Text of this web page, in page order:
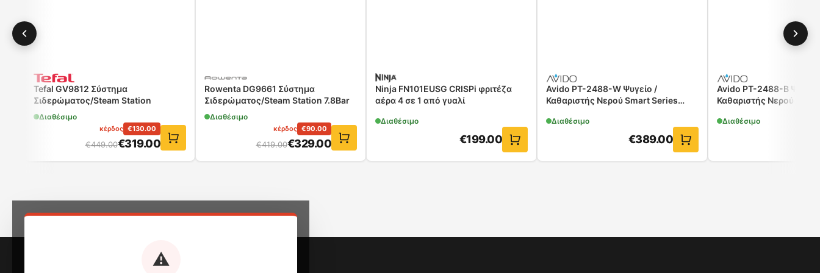
Tefal GV9812 Σύστημα
Σιδερώματος/Steam Station
Διαθέσιμο
κέρδος €130.00
€449.00€319.00
Rowenta DG9661 Σύστημα
Σιδερώματος/Steam Station 7.8Bar
Διαθέσιμο
κέρδος €90.00
€419.00€329.00
Ninja FN101EUSG CRISPi φριτέζα
αέρα 4 σε 1 από γυαλί
Διαθέσιμο
€199.00
Avido PT-2488-W Ψυγείο /
Καθαριστής Νερού Smart Series
Διαθέσιμο
€389.00
Avido PT-2488-B
Καθαριστής Νερού
Διαθέσιμο
⚠️